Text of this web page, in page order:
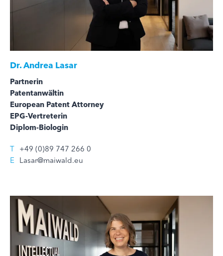
Dr.Andrea Lasar
Partnerin
Patentanwältin
European Patent Attorney
EPG-Vertreterin
Diplom-Biologin
T +49 (0)89 747 266 0
E Lasar@maiwald.eu